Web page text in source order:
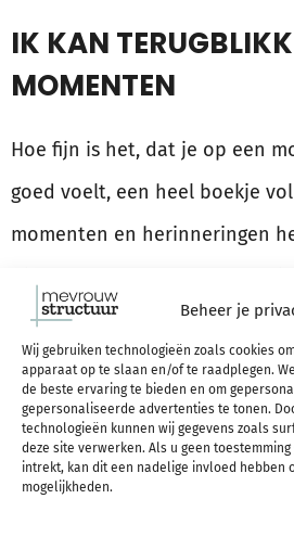
Beheer je
Wij gebruiken technologieën zoals cookies
apparaat op te slaan en/of te raadplegen.
de beste ervaring te bieden en om
gepersonaliseerde advertenties te tonen.
technologieën kunnen wij gegevens zoals
deze site verwerken. Als u geen
intrekt, kan dit een nadelige invloed hebben
mogelijkheden.
IK KAN
MOMENTEN
Hoe fijn is het, dat je op een
goed voelt, een heel boekje
momenten en herinneringen
waarschijnlijk genoeg dingen
glimlach op je gezicht kunnen
misschien ook wel inspiratie
om jezelf op te peppen.